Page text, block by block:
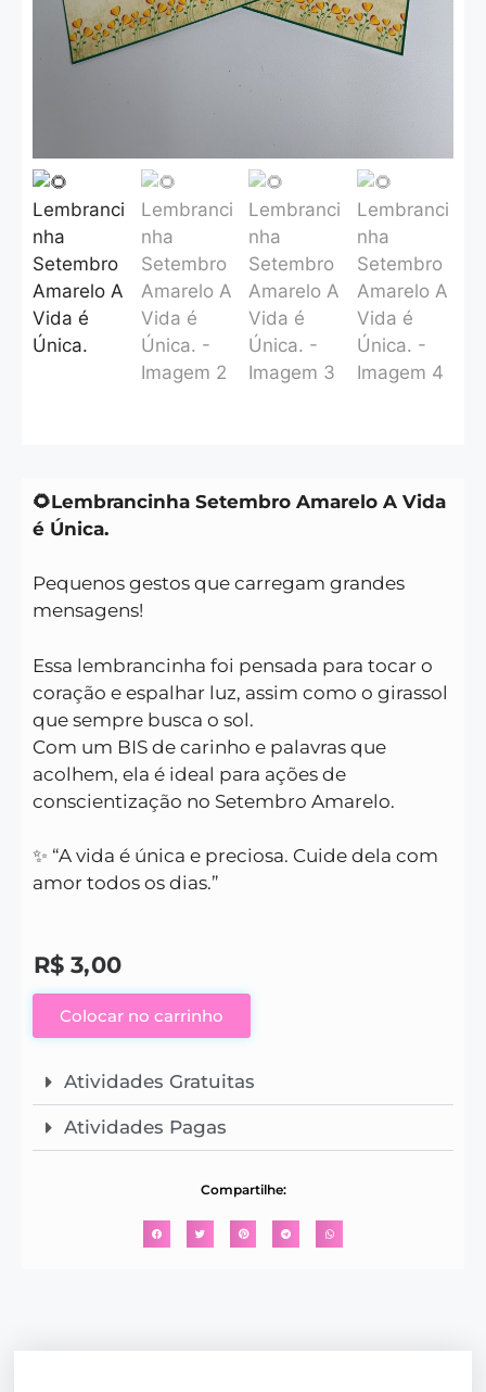
🌻Lembrancinha Setembro Amarelo A Vida
é Única.
Pequenos gestos que carregam grandes
mensagens!
Essa lembrancinha foi pensada para tocar o
coração e espalhar luz, assim como o girassol
que sempre busca o sol.
Com um BIS de carinho e palavras que
acolhem, ela é ideal para ações de
conscientização no Setembro Amarelo.
✨ “A vida é única e preciosa. Cuide dela com
amor todos os dias.”
R$ 3,00
Colocar no carrinho
Atividades Gratuitas
Atividades Pagas
Compartilhe: